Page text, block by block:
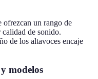
ofrezcan un rango de
de sonido.
de los altavoces encaje
modelos